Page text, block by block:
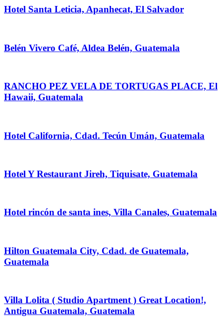
Hotel Santa Leticia, Apanhecat, El Salvador
Belén Vivero Café, Aldea Belén, Guatemala
RANCHO PEZ VELA DE TORTUGAS PLACE, El
Hawaii, Guatemala
Hotel California, Cdad. Tecún Umán, Guatemala
Hotel Y Restaurant Jireh, Tiquisate, Guatemala
Hotel rincón de santa ines, Villa Canales, Guatemala
Hilton Guatemala City, Cdad. de Guatemala,
Guatemala
Villa Lolita ( Studio Apartment ) Great Location!,
Antigua Guatemala, Guatemala